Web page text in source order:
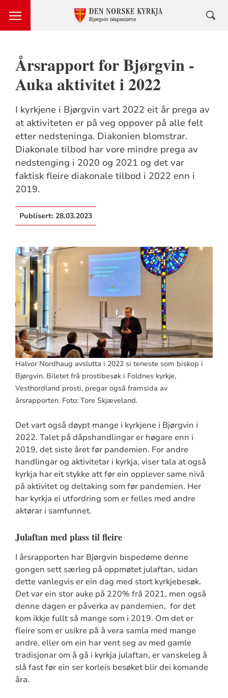
Årsrapport for Bjørgvin -
Auka aktivitet i 2022
I kyrkjene i Bjørgvin vart 2022 eit år prega av
at aktiviteten er på veg oppover på alle felt
etter nedsteninga. Diakonien blomstrar.
Diakonale tilbod har vore mindre prega av
nedstenging i 2020 og 2021 og det var
faktisk fleire diakonale tilbod i 2022 enn i
2019.
Publisert: 28.03.2023
Halvor Nordhaug avslutta i 2022 si teneste som biskop i
Bjørgvin. Biletet frå prostibesøk i Foldnes kyrkje,
Vesthordland prosti, pregar også framsida av
årsrapporten. Foto: Tore Skjæveland.
Det vart også døypt mange i kyrkjene i Bjørgvin i
2022. Talet på dåpshandlingar er høgare enn i
2019, det siste året før pandemien. For andre
handlingar og aktivitetar i kyrkja, viser tala at også
kyrkja har eit stykke att før ein opplever same nivå
på aktivitet og deltaking som før pandemien. Her
har kyrkja ei utfordring som er felles med andre
aktørar i samfunnet.
Julaftan med plass til fleire
I årsrapporten har Bjørgvin bispedøme denne
gongen sett særleg på oppmøtet julaftan, sidan
dette vanlegvis er ein dag med stort kyrkjebesøk.
Det var ein stor auke på 220% frå 2021, men også
denne dagen er påverka av pandemien, for det
kom ikkje fullt så mange som i 2019. Om det er
fleire som er usikre på å vera samla med mange
andre, eller om ein har vent seg av med gamle
tradisjonar om å gå i kyrkja julaftan, er vanskeleg å
slå fast før ein ser korleis besøket blir dei komande
åra.